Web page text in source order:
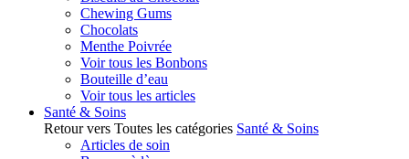
Chewing Gums
Chocolats
Menthe Poivrée
Voir tous les Bonbons
Bouteille d’eau
Voir tous les articles
Santé & Soins
Retour vers Toutes les catégories Santé & Soins
Articles de soin